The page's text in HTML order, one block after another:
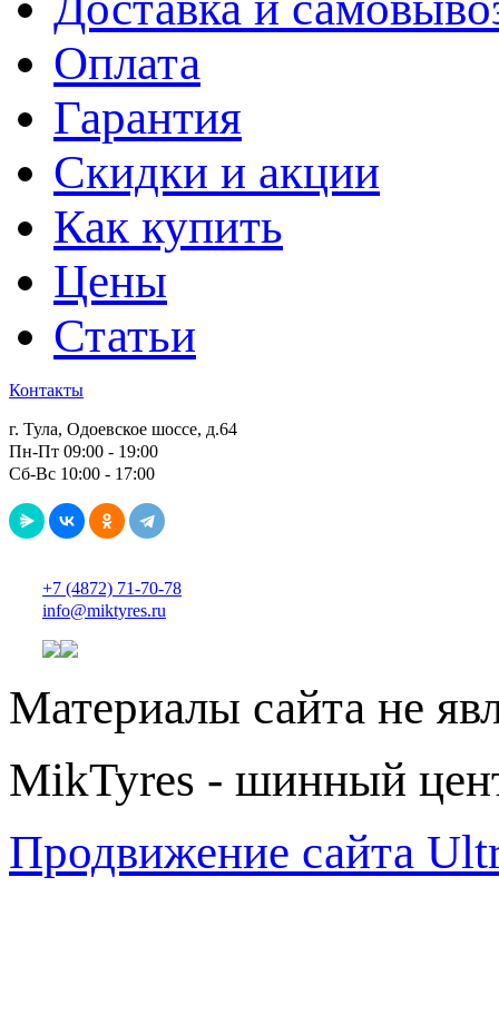
Оплата
Гарантия
Скидки и акции
Как купить
Цены
Статьи
Контакты
г. Тула, Одоевское шоссе, д.64
Пн-Пт 09:00 - 19:00
Сб-Вс 10:00 - 17:00
+7 (4872) 71-70-78
info@miktyres.ru
Материалы сайта не
MikTyres - шинный
Продвижение сайта